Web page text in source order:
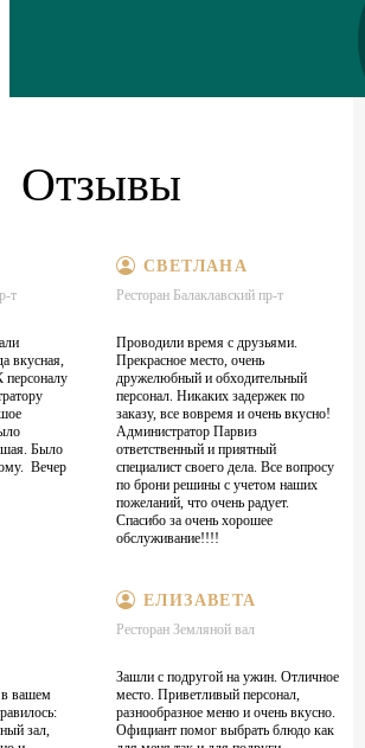
Отзывы
т
вкусная,
персоналу
Было
Вечер
СВЕТЛАНА
Ресторан Балаклавский пр-т
Проводили время с друзьями.
Прекрасное место, очень
дружелюбный и обходительный
персонал. Никаких задержек по
заказу, все вовремя и очень вкусно!
Администратор Парвиз
ответственный и приятный
специалист своего дела. Все вопросу
по брони решины с учетом наших
пожеланий, что очень радует.
Спасибо за очень хорошее
обслуживание!!!!
в вашем
зал,
ЕЛИЗАВЕТА
Ресторан Земляной вал
Зашли с подругой на ужин. Отличное
место. Приветливый персонал,
разнообразное меню и очень вкусно.
Официант помог выбрать блюдо как